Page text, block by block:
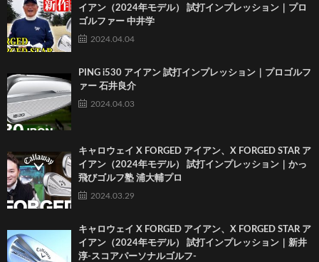
イアン（2024年モデル） 試打インプレッション｜プロ
ゴルファー 中井学
2024.04.04
PING i530 アイアン 試打インプレッション｜プロゴルフ
ァー 石井良介
2024.04.03
キャロウェイ X FORGED アイアン、X FORGED STAR ア
イアン（2024年モデル） 試打インプレッション｜かっ
飛びゴルフ塾 浦大輔プロ
2024.03.29
キャロウェイ X FORGED アイアン、X FORGED STAR ア
イアン（2024年モデル） 試打インプレッション｜新井
淳-スコアパーソナルゴルフ-